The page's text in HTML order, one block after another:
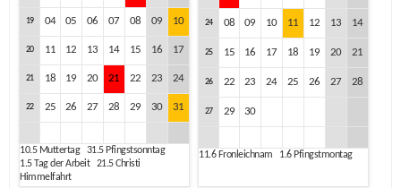
19 04 05 06 07 08 09 10
20 11 12 13 14 15 16 17
21 18 19 20 21 22 23 24
22 25 26 27 28 29 30 31
10.5Muttertag 31.5Pfingstsonntag
1.5Tag der Arbeit 21.5Christi
Himmelfahrt
24 08 09 10 11 12 13 14
25 15 16 17 18 19 20 21
26 22 23 24 25 26 27 28
27 29 30
11.6Fronleichnam 1.6Pfingstmontag